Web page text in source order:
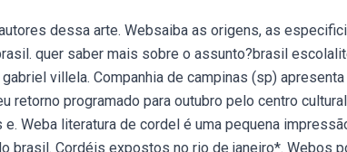
dessa arte. Websaiba as origens, as
quer saber mais sobre o assunto?brasil
villela. Companhia de campinas (sp)
retorno programado para outubro pelo centro
Weba literatura de cordel é uma pequena
brasil. Cordéis expostos no rio de janeiro*. Webos